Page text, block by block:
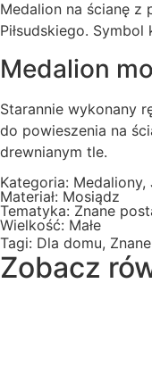
Medalion na ścianę z
Piłsudskiego.
Medalion
Starannie wykonany
do powieszenia na
drewnianym tle.
Kategoria: Medaliony,
Materiał: Mosiądz
Tematyka: Znane
Wielkość: Małe
Tagi: Dla domu,
Zobacz